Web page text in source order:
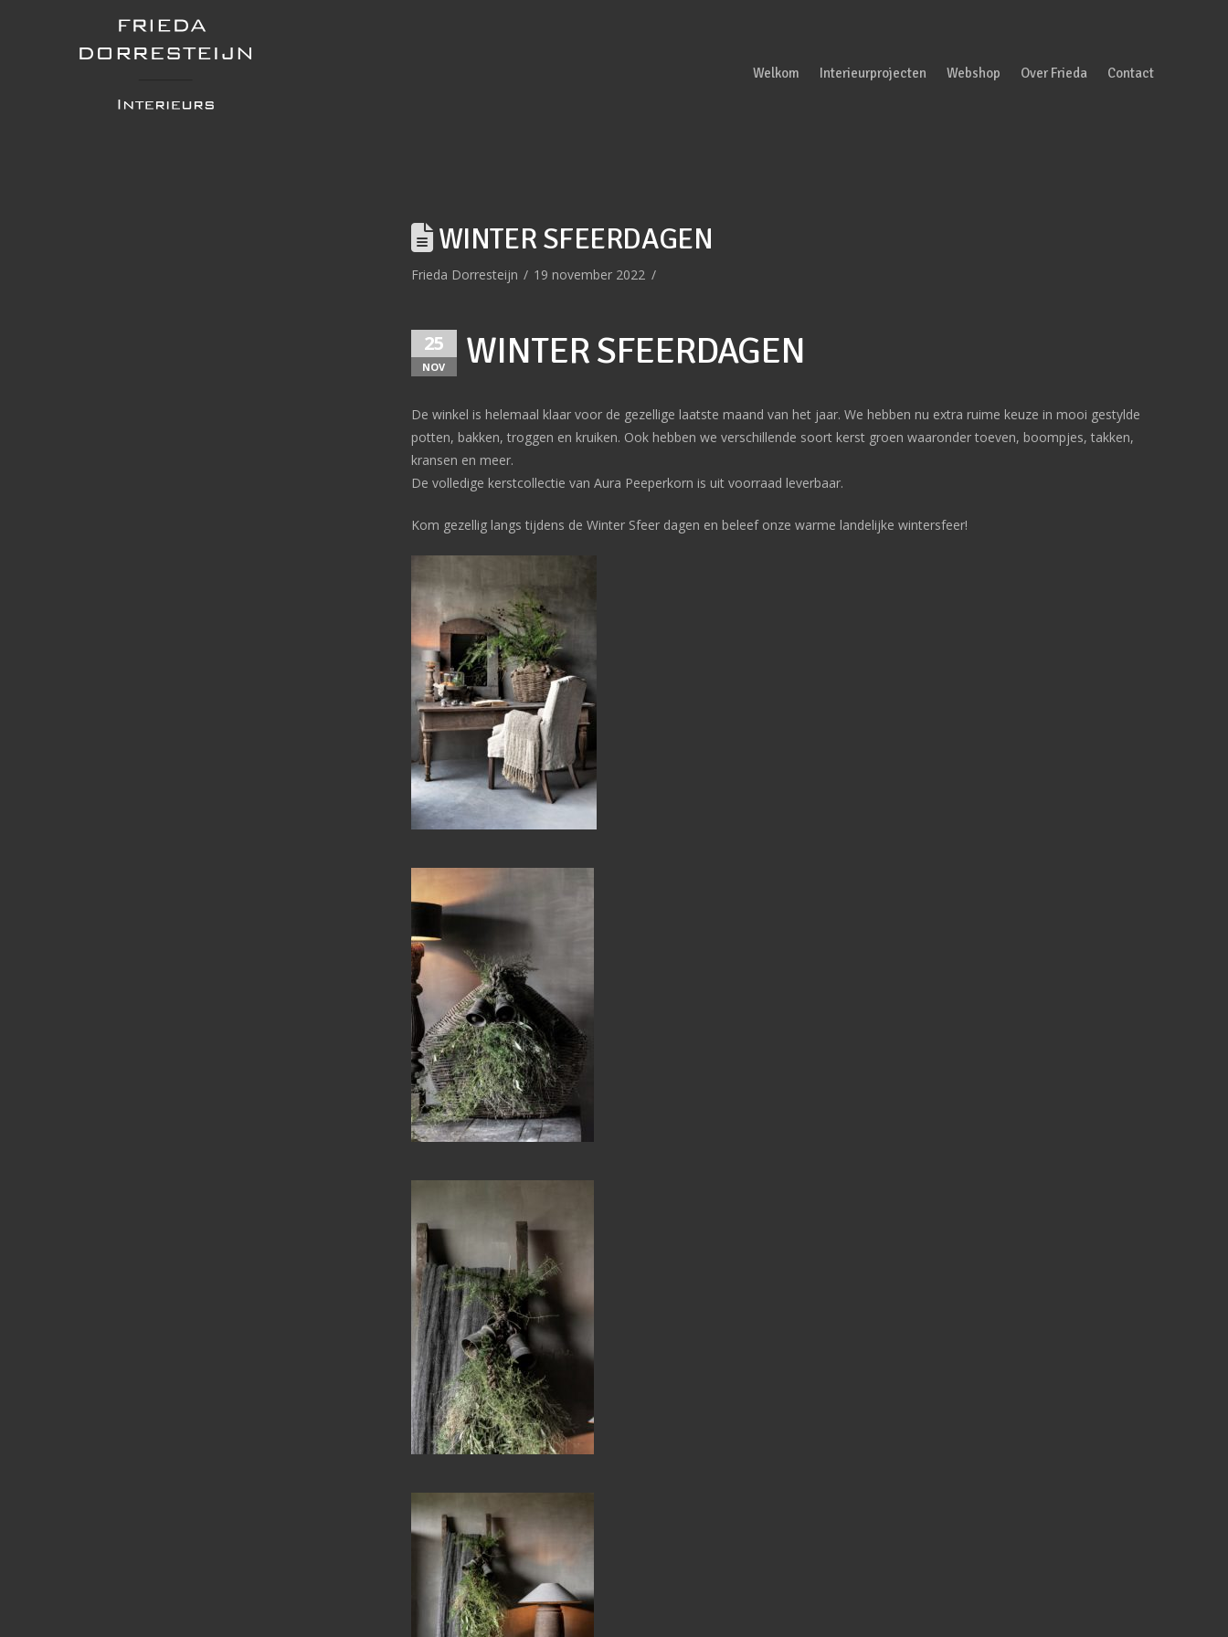
Welkom Interieurprojecten Webshop Over Frieda Contact
WINTER SFEERDAGEN
Frieda Dorresteijn 19 november 2022
25
NOV WINTER SFEERDAGEN
De winkel is helemaal klaar voor de gezellige laatste maand van het jaar. We hebben nu extra ruime keuze in mooi gestylde
potten, bakken, troggen en kruiken. Ook hebben we verschillende soort kerst groen waaronder toeven, boompjes, takken,
kransen en meer.
De volledige kerstcollectie van Aura Peeperkorn is uit voorraad leverbaar.
Kom gezellig langs tijdens de Winter Sfeer dagen en beleef onze warme landelijke wintersfeer!